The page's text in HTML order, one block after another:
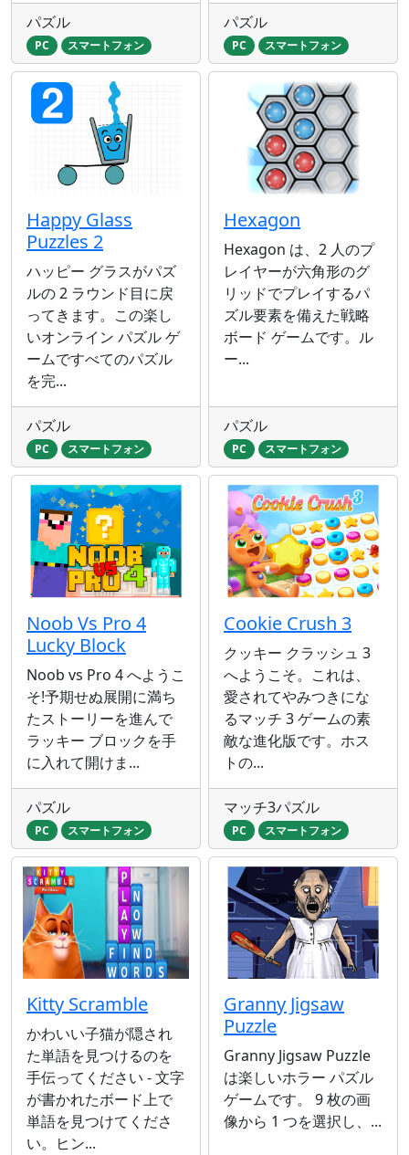
パズル
PC スマートフォン
パズル
PC スマートフォン
Happy Glass
Puzzles 2
ハッピー グラスがパズ
ルの 2 ラウンド目に戻
ってきます。この楽し
いオンライン パズル ゲ
ームですべてのパズル
を完...
パズル
PC スマートフォン
Hexagon
Hexagon は、2 人のプ
レイヤーが六角形のグ
リッドでプレイするパ
ズル要素を備えた戦略
ボード ゲームです。ル
ー...
パズル
PC スマートフォン
Noob Vs Pro 4
Lucky Block
Noob vs Pro 4 へようこ
そ!予期せぬ展開に満ち
たストーリーを進んで
ラッキー ブロックを手
に入れて開けま...
パズル
PC スマートフォン
Cookie Crush 3
クッキー クラッシュ 3
へようこそ。これは、
愛されてやみつきにな
るマッチ 3 ゲームの素
敵な進化版です。ホス
トの...
マッチ3パズル
PC スマートフォン
Kitty Scramble
かわいい子猫が隠され
た単語を見つけるのを
手伝ってください - 文字
が書かれたボード上で
単語を見つけてくださ
い。ヒン...
Granny Jigsaw
Puzzle
Granny Jigsaw Puzzle
は楽しいホラー パズル
ゲームです。 9 枚の画
像から 1 つを選択し、...